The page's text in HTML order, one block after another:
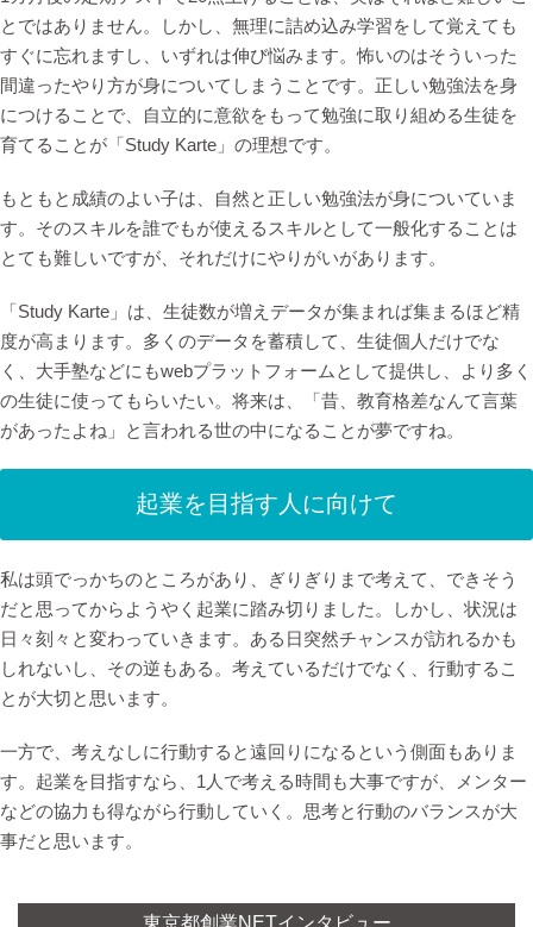
とではありません。しかし、無理に詰め込み学習をして覚えても
すぐに忘れますし、いずれは伸び悩みます。怖いのはそういった
間違ったやり方が身についてしまうことです。正しい勉強法を身
につけることで、自立的に意欲をもって勉強に取り組める生徒を
育てることが「Study Karte」の理想です。
もともと成績のよい子は、自然と正しい勉強法が身についていま
す。そのスキルを誰でもが使えるスキルとして一般化することは
とても難しいですが、それだけにやりがいがあります。
「Study Karte」は、生徒数が増えデータが集まれば集まるほど精
度が高まります。多くのデータを蓄積して、生徒個人だけでな
く、大手塾などにもwebプラットフォームとして提供し、より多く
の生徒に使ってもらいたい。将来は、「昔、教育格差なんて言葉
があったよね」と言われる世の中になることが夢ですね。
起業を目指す人に向けて
私は頭でっかちのところがあり、ぎりぎりまで考えて、できそう
だと思ってからようやく起業に踏み切りました。しかし、状況は
日々刻々と変わっていきます。ある日突然チャンスが訪れるかも
しれないし、その逆もある。考えているだけでなく、行動するこ
とが大切と思います。
一方で、考えなしに行動すると遠回りになるという側面もありま
す。起業を目指すなら、1人で考える時間も大事ですが、メンター
などの協力も得ながら行動していく。思考と行動のバランスが大
事だと思います。